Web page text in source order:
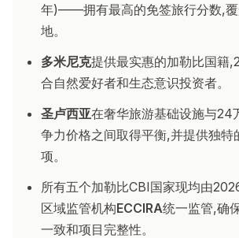
年)——拥有最高的免签旅行分数,
地。
多米尼克提供最实惠的加勒比国籍
合自然爱好者和生态意识投资者。
圣卢西亚在奢华旅游基础设施与24
争力价格之间取得平衡,并提供独特
项。
所有五个加勒比CBI国家现均由
区域监管机构ECCIRA统一监管,确
一致和项目完整性。